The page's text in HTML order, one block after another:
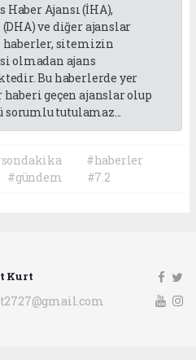
Haber Ajansı (İHA),
ve diğer ajanslar
haberler, sitemizin
olmadan ajans
Bu haberlerde yer
geçen ajanslar olup
tutulamaz...
#haberler
#gündem #7.2
Kurt